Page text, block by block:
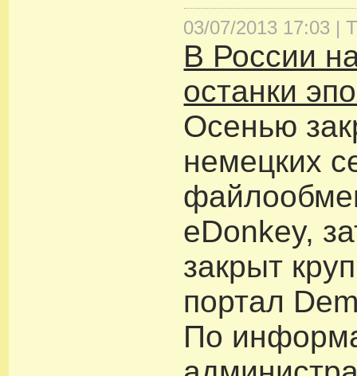
03/07/2013 17:03 |
В России
останки
Осенью
немецких
eDonkey,
закрыт
портал
По